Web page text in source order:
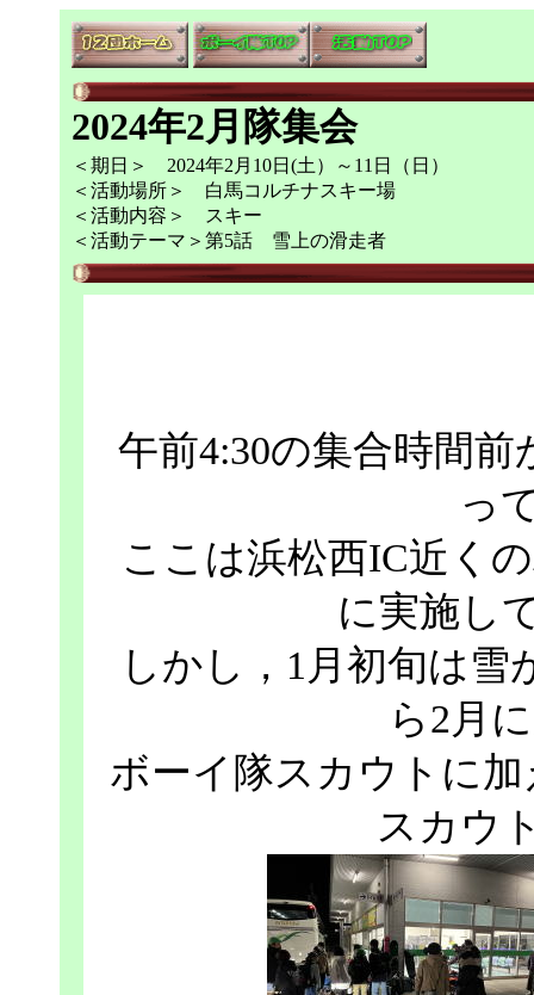
2024年2月隊集会
＜期日＞ 2024年2月10日(土）～11日（日）
＜活動場所＞ 白馬コルチナスキー場
＜活動内容＞ スキー
＜活動テーマ＞第5話 雪上の滑走者
午前4:30の集合時間
っ
ここは浜松西IC近く
に実施し
しかし，1月初旬は
ら2月
ボーイ隊スカウトに
スカウ